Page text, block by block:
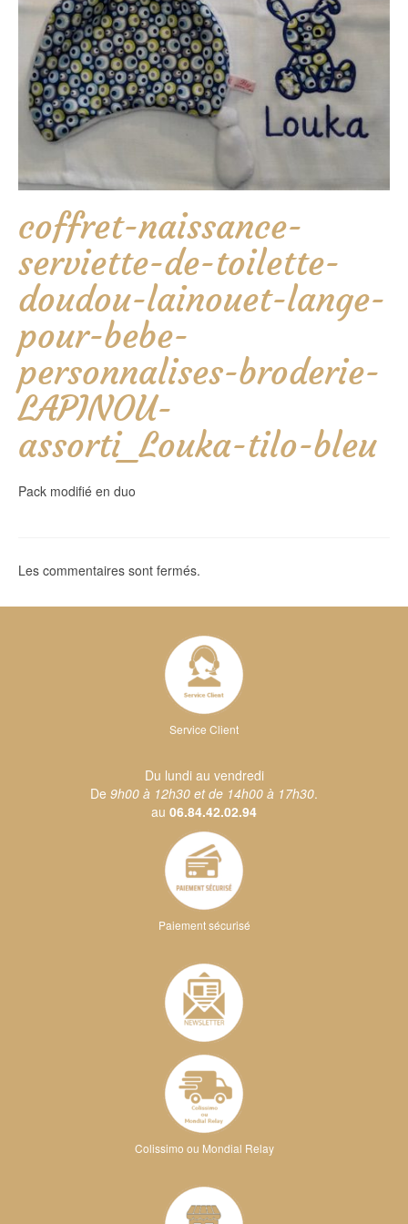
coffret-naissance-
serviette-de-toilette-
doudou-lainouet-lange-
pour-bebe-
personnalises-broderie-
LAPINOU-
assorti_Louka-tilo-bleu
Pack modifié en duo
Les commentaires sont fermés.
Service Client
Du lundi au vendredi
De 9h00 à 12h30 et de 14h00 à 17h30.
au 06.84.42.02.94
Paiement sécurisé
Colissimo ou Mondial Relay